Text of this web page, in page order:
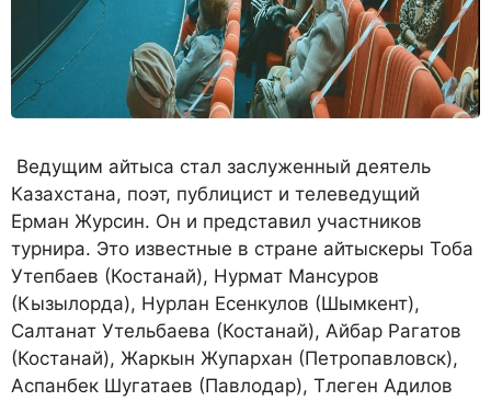
Ведущим айтыса стал заслуженный деятель
Казахстана, поэт, публицист и телеведущий
Ерман Журсин. Он и представил участников
турнира. Это известные в стране айтыскеры Тоба
Утепбаев (Костанай), Нурмат Мансуров
(Кызылорда), Нурлан Есенкулов (Шымкент),
Салтанат Утельбаева (Костанай), Айбар Рагатов
(Костанай), Жаркын Жупархан (Петропавловск),
Аспанбек Шугатаев (Павлодар), Тлеген Адилов